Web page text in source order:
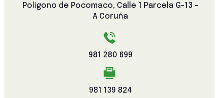
Polígono de Pocomaco, Calle 1 Parcela G-13 -
A Coruña
981 280 699
981 139 824